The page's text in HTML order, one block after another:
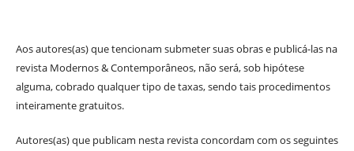
Aos autores(as) que tencionam submeter suas obras e publicá-las na
revista Modernos & Contemporâneos, não será, sob hipótese
alguma, cobrado qualquer tipo de taxas, sendo tais procedimentos
inteiramente gratuitos.
Autores(as) que publicam nesta revista concordam com os seguintes